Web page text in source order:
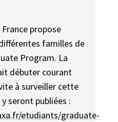
France propose
familles de
Program. La
débuter courant
à surveiller cette
seront publiées :
etudiants/graduate-